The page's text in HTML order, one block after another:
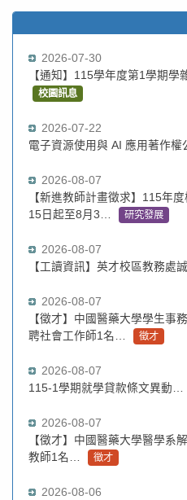
2026-07-30
【通知】115學年度第1學期
校園訊息
2026-07-22
電子資源使用與 AI 應用著作權
2026-08-07
【新進教師計畫徵求】115年
15日起至8月3…
研究發展
2026-08-07
【工讀資訊】英才校區教務處
2026-08-07
【徵才】中國醫藥大學學生事
聘社會工作師1名…
徵才
2026-08-07
115-1學期就學貸款條文異動…
2026-08-07
【徵才】中國醫藥大學醫學系
教師1名…
徵才
2026-08-06